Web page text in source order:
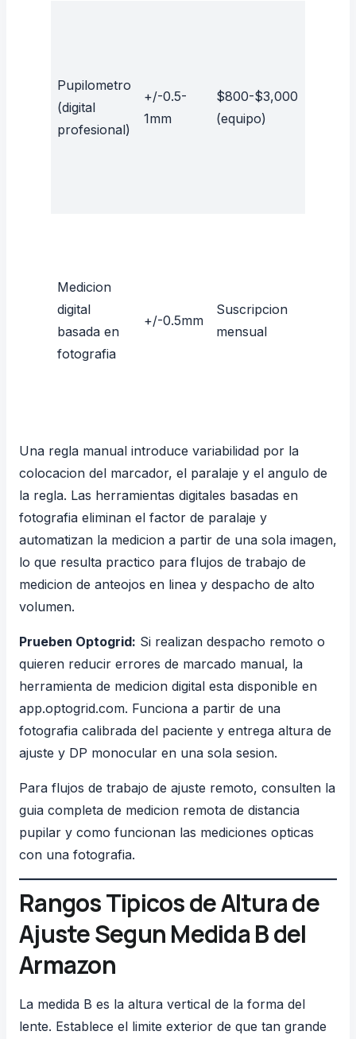
Pupilometro
(digital
profesional)
+/-0.5-
1mm
$800-$3,000
(equipo)
Medicion
digital
basada en
fotografia
+/-0.5mm
Suscripcion
mensual
Una regla manual introduce variabilidad por la
colocacion del marcador, el paralaje y el angulo de
la regla. Las herramientas digitales basadas en
fotografia eliminan el factor de paralaje y
automatizan la medicion a partir de una sola imagen,
lo que resulta practico para flujos de trabajo de
medicion de anteojos en linea y despacho de alto
volumen.
Prueben Optogrid: Si realizan despacho remoto o
quieren reducir errores de marcado manual, la
herramienta de medicion digital esta disponible en
app.optogrid.com. Funciona a partir de una
fotografia calibrada del paciente y entrega altura de
ajuste y DP monocular en una sola sesion.
Para flujos de trabajo de ajuste remoto, consulten la
guia completa de medicion remota de distancia
pupilar y como funcionan las mediciones opticas
con una fotografia.
Rangos Tipicos de Altura de
Ajuste Segun Medida B del
Armazon
La medida B es la altura vertical de la forma del
lente. Establece el limite exterior de que tan grande